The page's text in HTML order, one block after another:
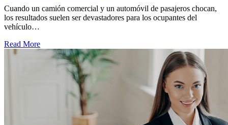
Cuando un camión comercial y un automóvil de pasajeros chocan,
los resultados suelen ser devastadores para los ocupantes del
vehículo…
Read More